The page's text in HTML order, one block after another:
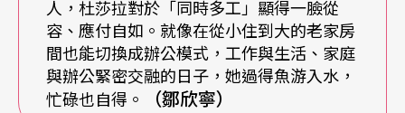
專業的人，有時還有其他領域藝術家加入，最難的
始終都是「人」，需要很好的EQ和現場應變解決能
力。我自認是解決問題的人，期許自己能把所有問
人，杜莎拉對於「同時多工」顯得一臉從
容、應付自如。就像在從小住到大的老家房
間也能切換成辦公模式，工作與生活、家庭
與辦公緊密交融的日子，她過得魚游入水，
忙碌也自得。
（鄒欣寧）